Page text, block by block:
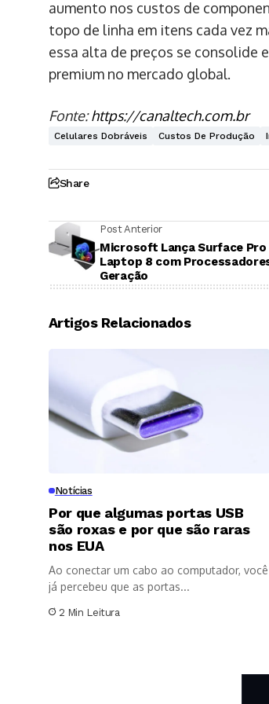
aumento nos custos de
topo de linha em itens cada vez
essa alta de preços se
premium no mercado global.
Fonte:https://canaltech.com.br
Celulares Dobráveis Custos De Produção
Share
Post Anterior
Microsoft Lança Surface Pro
Laptop 8 com
Geração
Artigos Relacionados
Notícias
Por que algumas portas USB
são roxas e por que são raras
nos EUA
Ao conectar um cabo ao computador, você
já percebeu que as portas...
2 Min Leitura